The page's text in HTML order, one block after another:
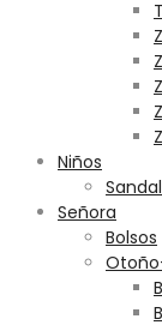
Niños
Señora
Bolsos